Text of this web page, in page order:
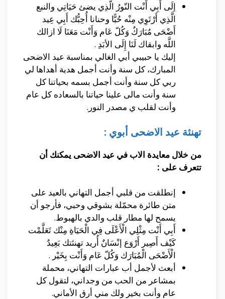
إلَى أَبِي أَنْت النّورُ الّذِي يضئ حَيَاتِي والنبع
الَّذِي أَرْتَوِي مِنْه حُبًّا وحنانا أُحِبُّك أَبِي عِيد
أَضْحَى مُبَارَكٌ وَكُلّ عَام وَأَنْت مَعَنَا لَا ازالك
اللَّه وابقاك لَنَا إِلَى الأبَدِ .
إليك يا حبيبي أبي الغالي بمناسبة عيد الاضحى
المبارك، كل سنة وأنت أجمل هدية أهداها لي
ربي كل سنة وأنت أجمل بسمه بحياتنا كل
سنة وأنت مالى علينا حياتنا بالسعاده كل عام
وأنت لقلب ي مصدر النور.
تهنئة عيد الاضحى أبوي :
من خلال معايدة الاب في عيد الاضحى يمكنك أن
تتعرف على :
إنطلقت من قلبي أجمل التهاني بالعيد على
متن طائرة محمّلة بشوقي وحبي، فأرجو أن
يسمح لها مطار قلب والدي بالهبوط.
أَبِي أَنْت مِثْلِي الْأَعْلَى فِي الْحَيَاةِ مِنْك تَعَلَّمْت
كَيْف أَصِير أَرْوَع إنْسَانٌ أُريد تهنئتك بَعِيدٌ
الْأَضْحَى الْمُبَارَك وَكُلّ عَام وَأَنْت بِخَيْر .
أبعث لأجمل أب عبارات التهاني، محملة
بمشاعر من الحب من وجداني، لتقول كل
عام وأنت بخير ولك مني أرق الأماني.